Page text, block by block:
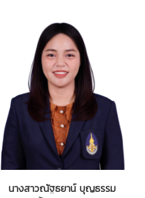
นางสาวณัฐธยาน์ บุญธรรม